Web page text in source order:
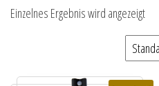
Einzelnes Ergebnis wird angezeigt